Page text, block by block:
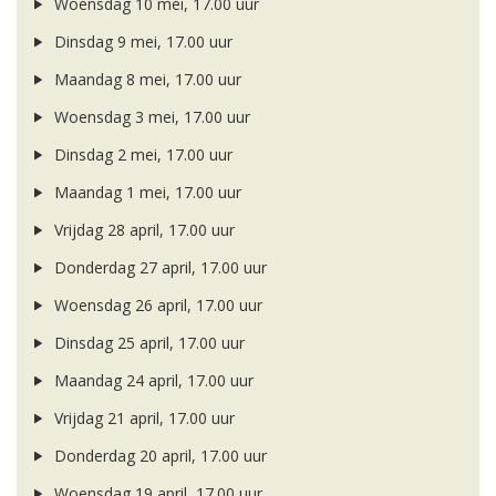
Woensdag 10 mei, 17.00 uur
Dinsdag 9 mei, 17.00 uur
Maandag 8 mei, 17.00 uur
Woensdag 3 mei, 17.00 uur
Dinsdag 2 mei, 17.00 uur
Maandag 1 mei, 17.00 uur
Vrijdag 28 april, 17.00 uur
Donderdag 27 april, 17.00 uur
Woensdag 26 april, 17.00 uur
Dinsdag 25 april, 17.00 uur
Maandag 24 april, 17.00 uur
Vrijdag 21 april, 17.00 uur
Donderdag 20 april, 17.00 uur